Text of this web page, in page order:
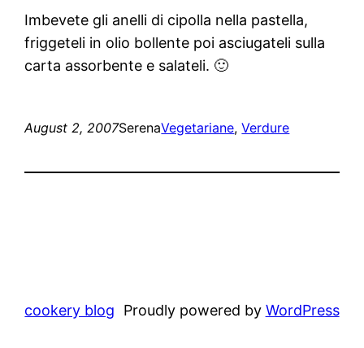
Imbevete gli anelli di cipolla nella pastella,
friggeteli in olio bollente poi asciugateli sulla
carta assorbente e salateli. 🙂
August 2, 2007SerenaVegetariane, Verdure
cookery blog Proudly powered by WordPress